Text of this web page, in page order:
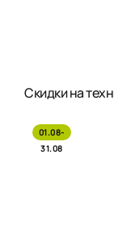
Скидки на
01.08-
31.08